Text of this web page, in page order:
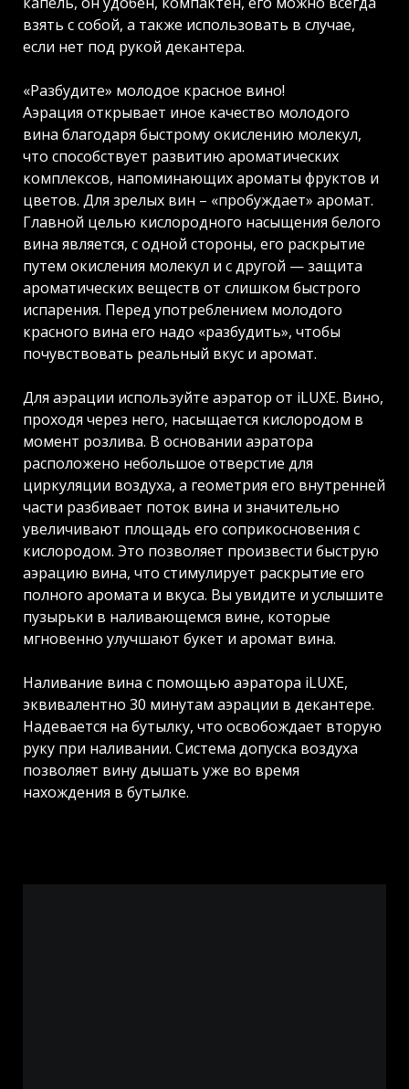
взять с собой, а также использовать в случае,
если нет под рукой декантера.
«Разбудите» молодое красное вино!
Аэрация открывает иное качество молодого
вина благодаря быстрому окислению молекул,
что способствует развитию ароматических
комплексов, напоминающих ароматы фруктов и
цветов. Для зрелых вин – «пробуждает» аромат.
Главной целью кислородного насыщения белого
вина является, с одной стороны, его раскрытие
путем окисления молекул и с другой — защита
ароматических веществ от слишком быстрого
испарения. Перед употреблением молодого
красного вина его надо «разбудить», чтобы
почувствовать реальный вкус и аромат.
Для аэрации используйте аэратор от iLUXE. Вино,
проходя через него, насыщается кислородом в
момент розлива. В основании аэратора
расположено небольшое отверстие для
циркуляции воздуха, а геометрия его внутренней
части разбивает поток вина и значительно
увеличивают площадь его соприкосновения с
кислородом. Это позволяет произвести быструю
аэрацию вина, что стимулирует раскрытие его
полного аромата и вкуса. Вы увидите и услышите
пузырьки в наливающемся вине, которые
мгновенно улучшают букет и аромат вина.
Наливание вина с помощью аэратора iLUXE,
эквивалентно 30 минутам аэрации в декантере.
Надевается на бутылку, что освобождает вторую
руку при наливании. Система допуска воздуха
позволяет вину дышать уже во время
нахождения в бутылке.